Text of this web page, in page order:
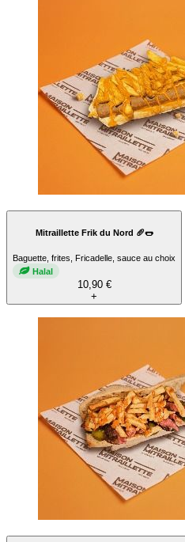
Mitraillette Frik du Nord 🥖🌭
Baguette, frites, Fricadelle, sauce au choix
Halal
10,90 €
+